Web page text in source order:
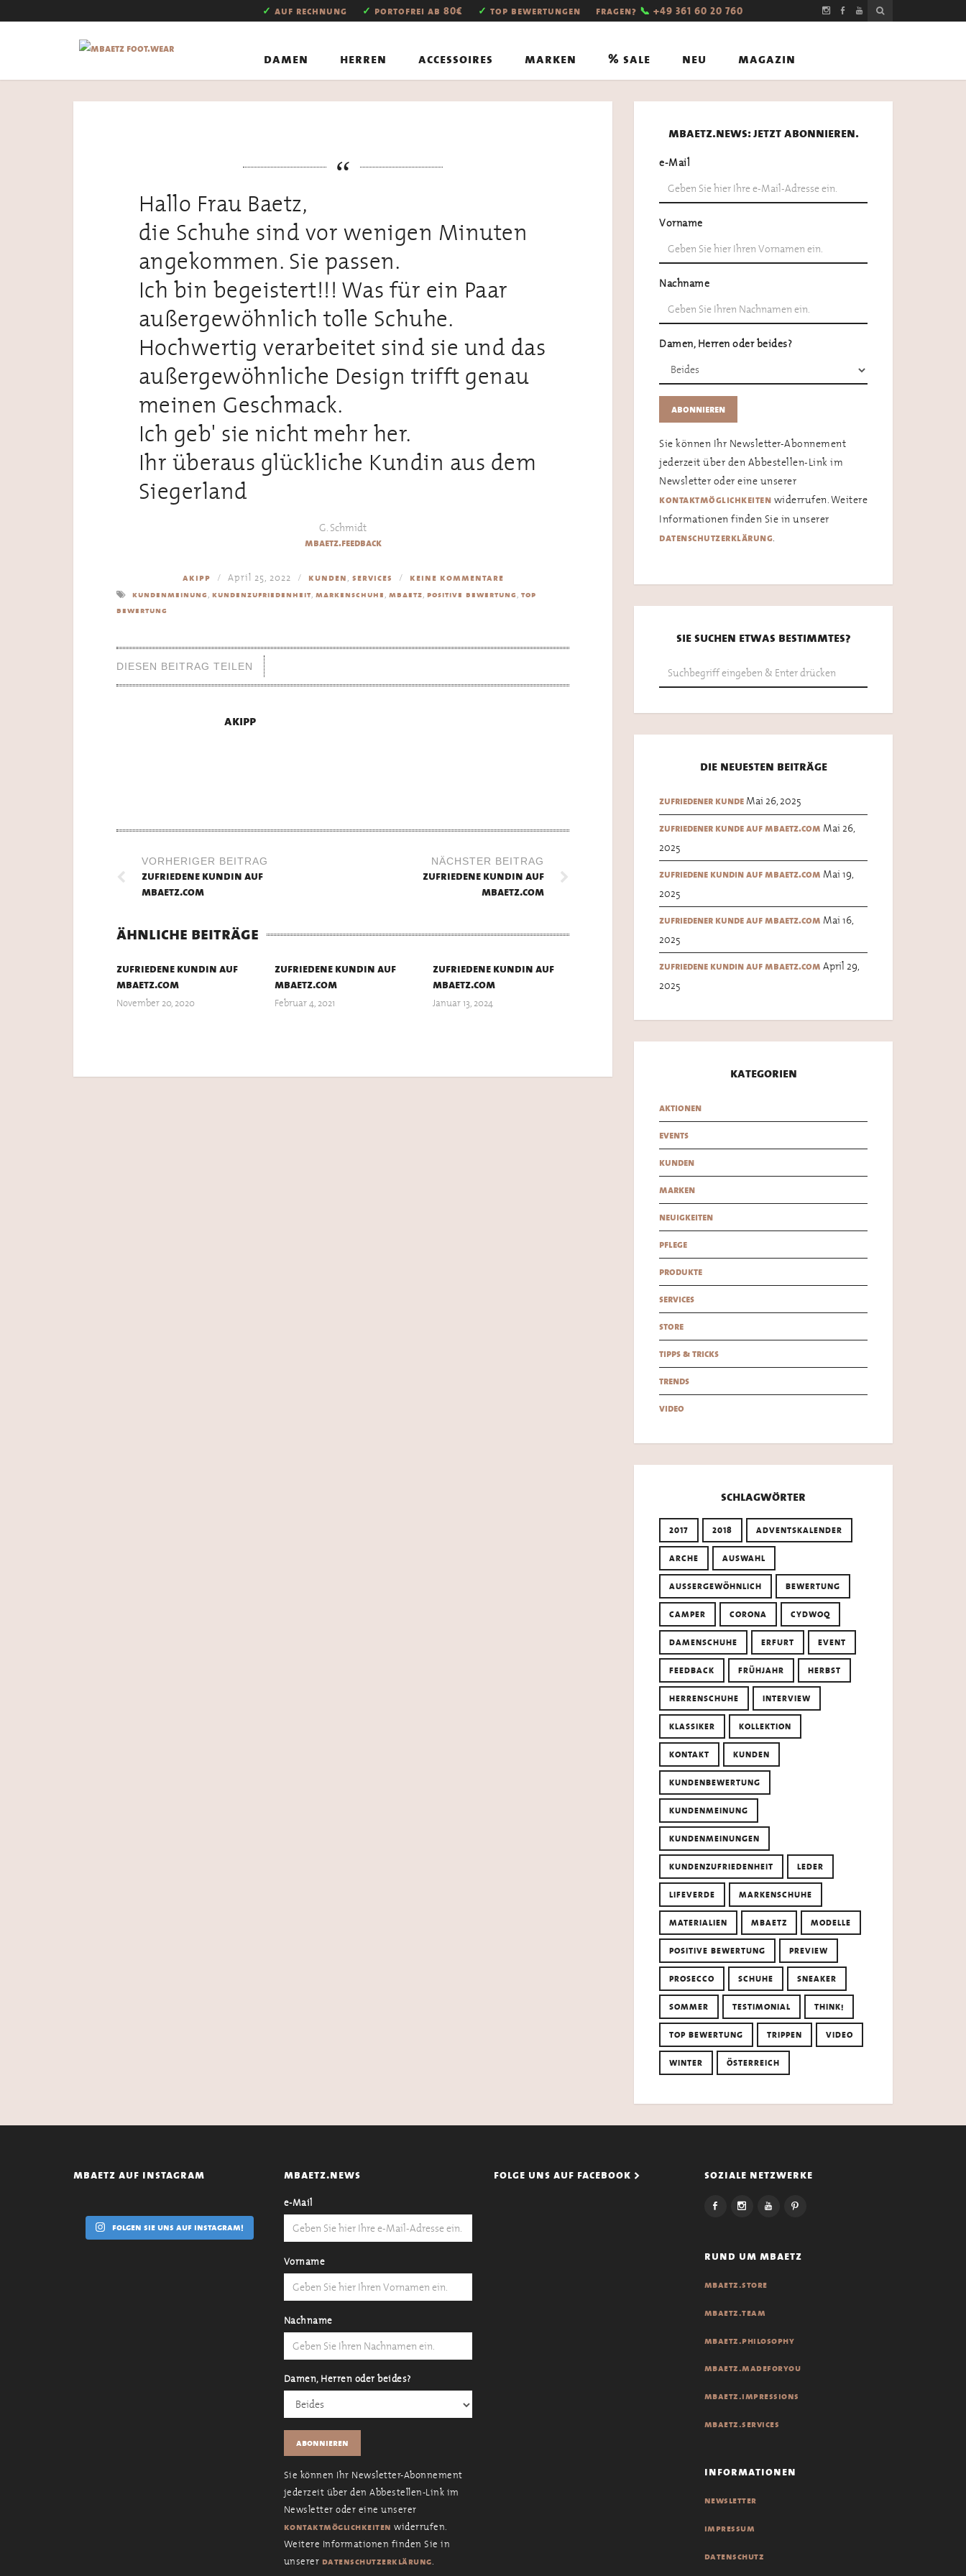
✓ auf rechnung ✓ portofrei ab 80€ ✓ top bewertungen fragen? 📞 +49 361 60 20 760
damen herren accessoires marken % sale neu magazin
Hallo Frau Baetz,
die Schuhe sind vor wenigen Minuten
angekommen. Sie passen.
Ich bin begeistert!!! Was für ein Paar
außergewöhnlich tolle Schuhe.
Hochwertig verarbeitet sind sie und das
außergewöhnliche Design trifft genau
meinen Geschmack.
Ich geb' sie nicht mehr her.
Ihr überaus glückliche Kundin aus dem
Siegerland
G. Schmidt
mbaetz.feedback
akipp April 25, 2022 kunden, services keine kommentare
kundenmeinung , kundenzufriedenheit, markenschuhe , mbaetz, positive bewertung , top
bewertung
DIESEN BEITRAG TEILEN
akipp
VORHERIGER BEITRAG
zufriedene kundin auf
mbaetz.com
NÄCHSTER BEITRAG
zufriedene kundin auf
mbaetz.com
ähnliche beiträge
zufriedene kundin auf
mbaetz.com
November 20, 2020
zufriedene kundin auf
mbaetz.com
Februar 4, 2021
zufriedene kundin auf
mbaetz.com
Januar 13, 2024
mbaetz.news: jetzt abonnieren.
e-Mail
Vorname
Nachname
Damen, Herren oder beides?
Sie können Ihr Newsletter-Abonnement
jederzeit über den Abbestellen-Link im
Newsletter oder eine unserer
kontaktmöglichkeiten widerrufen. Weitere
Informationen finden Sie in unserer
datenschutzerklärung.
sie suchen etwas bestimmtes?
die neuesten beiträge
zufriedener kunde Mai 26, 2025
zufriedener kunde auf mbaetz.com Mai 26,
2025
zufriedene kundin auf mbaetz.com Mai 19,
2025
zufriedener kunde auf mbaetz.com Mai 16,
2025
zufriedene kundin auf mbaetz.com April 29,
2025
kategorien
aktionen
events
kunden
marken
neuigkeiten
pflege
produkte
services
store
tipps & tricks
trends
video
schlagwörter
2017 2018 ADVENTSKALENDER
ARCHE AUSWAHL
AUSSERGEWÖHNLICH BEWERTUNG
CAMPER CORONA CYDWOQ
DAMENSCHUHE ERFURT EVENT
FEEDBACK FRÜHJAHR HERBST
HERRENSCHUHE INTERVIEW
KLASSIKER KOLLEKTION
KONTAKT KUNDEN
KUNDENBEWERTUNG
KUNDENMEINUNG
KUNDENMEINUNGEN
KUNDENZUFRIEDENHEIT LEDER
LIFEVERDE MARKENSCHUHE
MATERIALIEN MBAETZ MODELLE
POSITIVE BEWERTUNG PREVIEW
PROSECCO SCHUHE SNEAKER
SOMMER TESTIMONIAL THINK!
TOP BEWERTUNG TRIPPEN VIDEO
WINTER ÖSTERREICH
mbaetz auf instagram
folgen sie uns auf instagram!
mbaetz.news
e-Mail
Vorname
Nachname
Damen, Herren oder beides?
Sie können Ihr Newsletter-Abonnement
jederzeit über den Abbestellen-Link im
Newsletter oder eine unserer
kontaktmöglichkeiten widerrufen.
Weitere Informationen finden Sie in
unserer datenschutzerklärung.
folge uns auf facebook > soziale netzwerke
rund um mbaetz
mbaetz.store
mbaetz.team
mbaetz.philosophy
mbaetz.madeforyou
mbaetz.impressions
mbaetz.services
informationen
newsletter
impressum
datenschutz